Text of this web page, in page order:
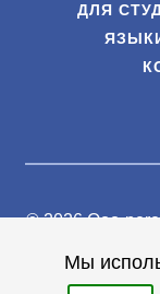
ДЛЯ
© 2026 Ooo-
Мы